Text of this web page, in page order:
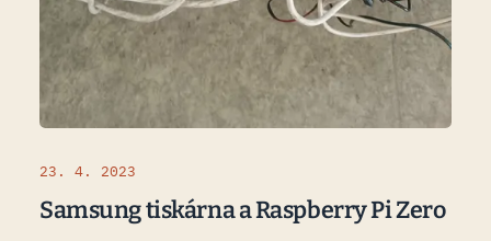
23. 4. 2023
Samsung tiskárna a Raspberry Pi Zero